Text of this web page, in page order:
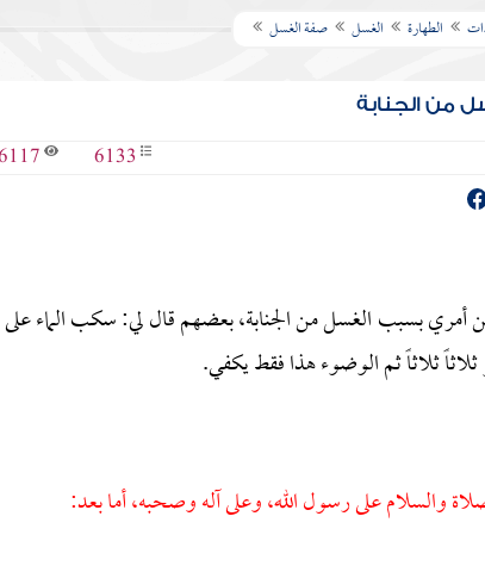
الطهارة الغسل صفة الغسل
من الجنابة
6133
أمري بسبب الغسل من الجنابة، بعضهم قال لي: سكب الماء
ثلاثاً ثم الوضوء هذا فقط يكفي.
والسلام على رسول الله، وعلى آله وصحبه، أما بعد: